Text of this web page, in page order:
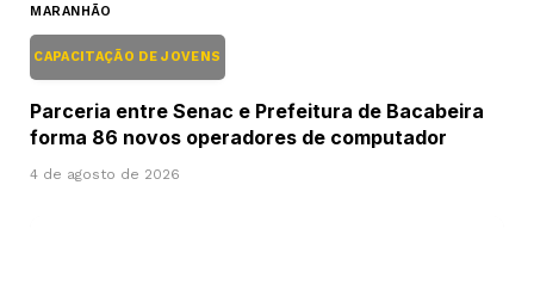
MARANHÃO
CAPACITAÇÃO DE JOVENS
Parceria entre Senac e Prefeitura de Bacabeira
forma 86 novos operadores de computador
4 de agosto de 2026